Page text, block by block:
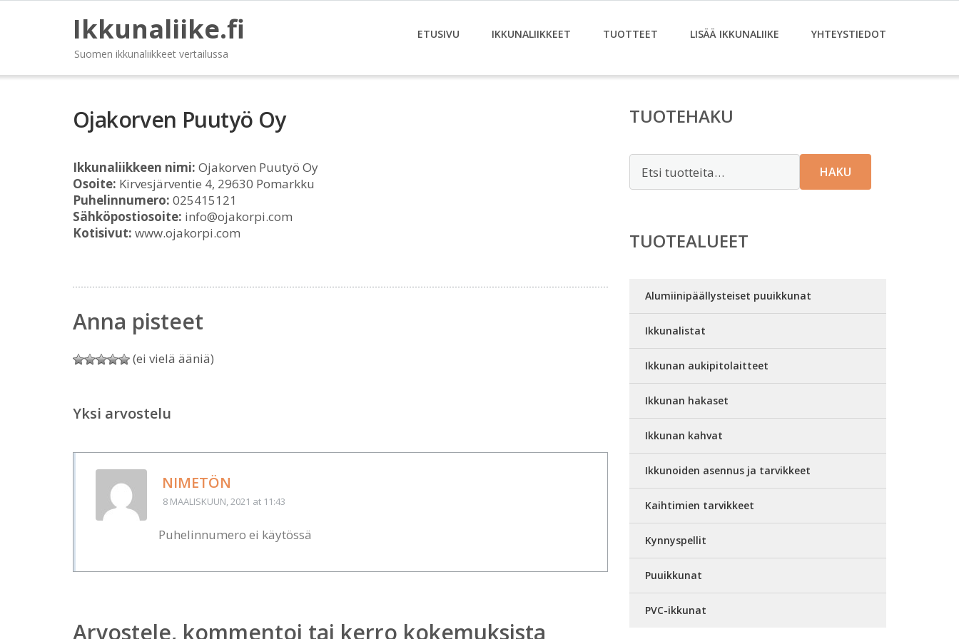
Ikkunaliike.fi
Suomen ikkunaliikkeet vertailussa
ETUSIVU IKKUNALIIKKEET TUOTTEET LISÄÄ IKKUNALIIKE YHTEYSTIEDOT
Ojakorven Puutyö Oy
Ikkunaliikkeen nimi: Ojakorven Puutyö Oy
Osoite: Kirvesjärventie 4, 29630 Pomarkku
Puhelinnumero: 025415121
Sähköpostiosoite: info@ojakorpi.com
Kotisivut: www.ojakorpi.com
Anna pisteet
(ei vielä ääniä)
Yksi arvostelu
NIMETÖN
8 MAALISKUUN, 2021 at 11:43
Puhelinnumero ei käytössä
Arvostele, kommentoi tai kerro kokemuksista
TUOTEHAKU
HAKU
TUOTEALUEET
Alumiinipäällysteiset puuikkunat
Ikkunalistat
Ikkunan aukipitolaitteet
Ikkunan hakaset
Ikkunan kahvat
Ikkunoiden asennus ja tarvikkeet
Kaihtimien tarvikkeet
Kynnyspellit
Puuikkunat
PVC-ikkunat